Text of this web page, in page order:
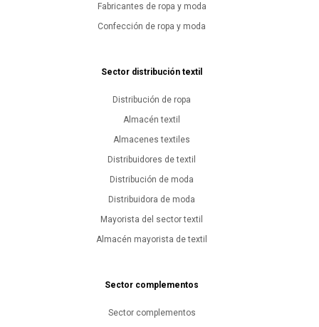
Fabricantes de ropa y moda
Confección de ropa y moda
Sector distribución textil
Distribución de ropa
Almacén textil
Almacenes textiles
Distribuidores de textil
Distribución de moda
Distribuidora de moda
Mayorista del sector textil
Almacén mayorista de textil
Sector complementos
Sector complementos